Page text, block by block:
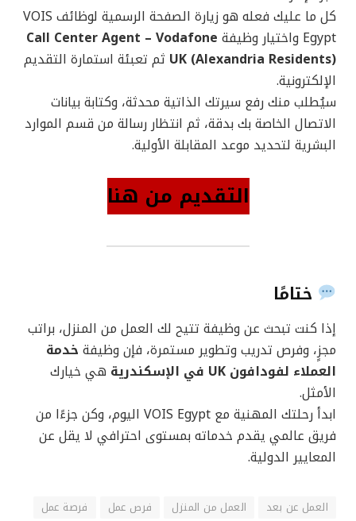
كل ما عليك فعله هو زيارة الصفحة الرسمية لوظائف VOIS
Egypt واختيار وظيفة
Call Center Agent – Vodafone
UK (Alexandria Residents) ثم تعبئة استمارة التقديم
الإلكترونية.
سيُطلب منك رفع سيرتك الذاتية محدثة، وكتابة بيانات
الاتصال الخاصة بك بدقة، ثم انتظار رسالة من قسم الموارد
البشرية لتحديد موعد المقابلة الأولية.
التقديم من هنا
ختامًا
إذا كنت تبحث عن وظيفة تتيح لك العمل من المنزل، براتب
مجزٍ، وفرص تدريب وتطوير مستمرة، فإن وظيفة خدمة
العملاء لفودافون UK في الإسكندرية
هي خيارك
الأمثل.
ابدأ رحلتك المهنية مع VOIS Egypt اليوم، وكن جزءًا من
فريق عالمي يقدم خدماته بمستوى احترافي لا يقل عن
المعايير الدولية.
العمل عن بعد العمل من المنزل فرص عمل
فرصة عمل